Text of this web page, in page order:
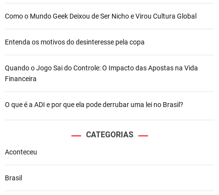
Como o Mundo Geek Deixou de Ser Nicho e Virou Cultura Global
Entenda os motivos do desinteresse pela copa
Quando o Jogo Sai do Controle: O Impacto das Apostas na Vida
Financeira
O que é a ADI e por que ela pode derrubar uma lei no Brasil?
CATEGORIAS
Aconteceu
Brasil